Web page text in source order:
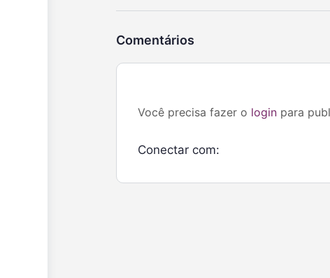
Comentários
Você precisa fazer o login para
Conectar com: